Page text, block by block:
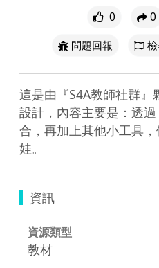
0 0
問題回報
這是由『S4A教師社群
設計，內容主要是：透
合，再加上其他小工具
娃。
資訊
資源類型
教材